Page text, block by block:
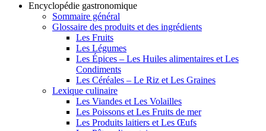
Encyclopédie gastronomique
Sommaire général
Glossaire des produits et des ingrédients
Les Fruits
Les Légumes
Les Épices – Les Huiles alimentaires et Les
Condiments
Les Céréales – Le Riz et Les Graines
Lexique culinaire
Les Viandes et Les Volailles
Les Poissons et Les Fruits de mer
Les Produits laitiers et Les Œufs